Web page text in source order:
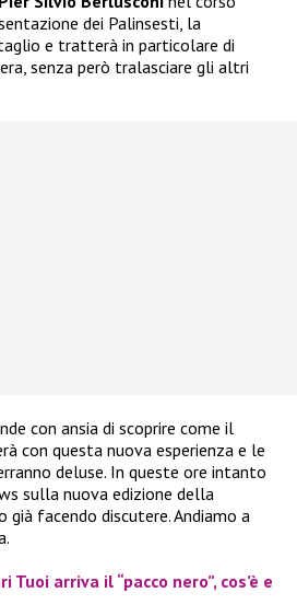
dei Palinsesti, la
e tratterà in particolare di
senza però tralasciare gli altri
con ansia di scoprire come il
con questa nuova esperienza e le
deluse. In queste ore intanto
sulla nuova edizione della
già facendo discutere. Andiamo a
Tuoi arriva il “pacco nero”, cos’è e